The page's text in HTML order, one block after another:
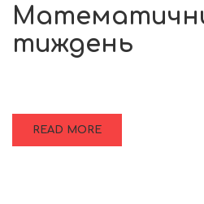
тиждень
READ MORE